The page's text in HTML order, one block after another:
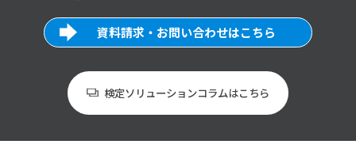
資料請求・お問い合わせはこちら
検定ソリューションコラムはこちら